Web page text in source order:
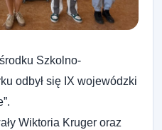
Szkolno-
odbył się IX wojewódzki
Wiktoria Kruger oraz